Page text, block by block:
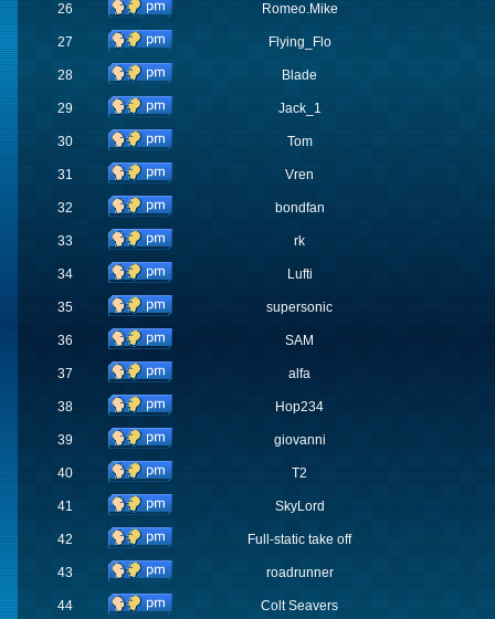
26 Romeo.Mike
27 Flying_Flo
28 Blade
29 Jack_1
30 Tom
31 Vren
32 bondfan
33 rk
34 Lufti
35 supersonic
36 SAM
37 alfa
38 Hop234
39 giovanni
40 T2
41 SkyLord
42 Full-static take off
43 roadrunner
44 Colt Seavers